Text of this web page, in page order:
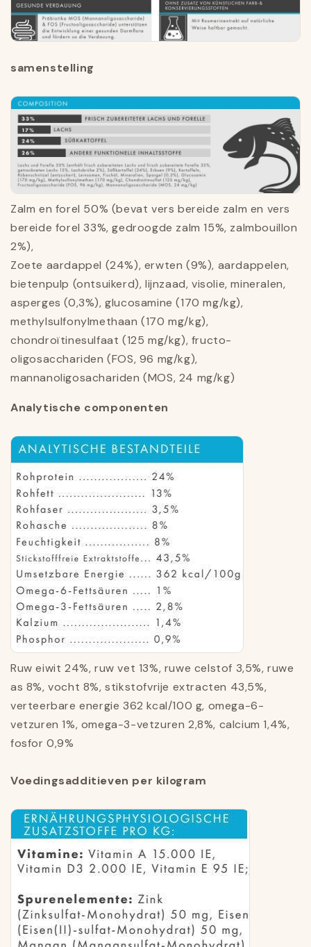
samenstelling
Zalm en forel 50% (bevat vers bereide zalm en vers
bereide forel 33%, gedroogde zalm 15%, zalmbouillon
2%),
Zoete aardappel (24%), erwten (9%), aardappelen,
bietenpulp (ontsuikerd), lijnzaad, visolie, mineralen,
asperges (0,3%), glucosamine (170 mg/kg),
methylsulfonylmethaan (170 mg/kg),
chondroïtinesulfaat (125 mg/kg), fructo-
oligosacchariden (FOS, 96 mg/kg),
mannanoligosachariden (MOS, 24 mg/kg)
Analytische componenten
Ruw eiwit 24%, ruw vet 13%, ruwe celstof 3,5%, ruwe
as 8%, vocht 8%, stikstofvrije extracten 43,5%,
verteerbare energie 362 kcal/100 g, omega-6-
vetzuren 1%, omega-3-vetzuren 2,8%, calcium 1,4%,
fosfor 0,9%
Voedingsadditieven per kilogram